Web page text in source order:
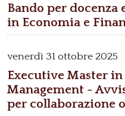
Bando per docenza
in Economia e
venerdì 31 ottobre 2025
Executive Master
Management -
per collaborazione